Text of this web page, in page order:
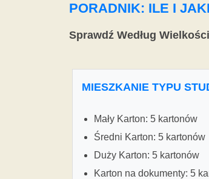
PORADNIK: ILE I
Sprawdź Według
MIESZKANIE TYPU
Mały Karton: 5 kartonów
Średni Karton: 5 kartonów
Duży Karton: 5 kartonów
Karton na dokumenty: 5